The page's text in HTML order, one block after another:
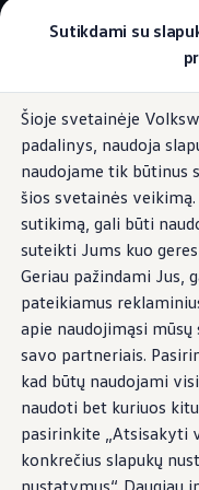
Sutikdami su
Šioje svetainėje
padalinys, naudoja
naudojame tik būtinus
šios svetainės
sutikimą, gali būti
suteikti Jums kuo
Geriau pažindami Jus,
pateikiamus
apie naudojimąsi
savo partneriais.
kad būtų naudojami
naudoti bet kuriuos
pasirinkite „Atsisakyti
konkrečius slapukų
nustatymus“. Daugiau
pagrindinį
turinį
poraštę
Pasirinkite savo
Modeliai ir
Konfigūruoti
Volkswagen
Volkswagen
Pasiūlymai ir
Jubiliejinis
Garantija
Lizingas
Automobilio
Volkswagen
Elektromobiliai ir
Valstybės
ID. žinios
ID.
Elektros
kemperiui
Be „įprasto“, skirto
kiekviename
California yra
Beach Tour modelio –
du kemperio